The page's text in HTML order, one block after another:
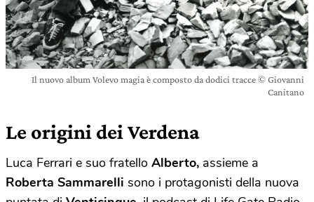
Il nuovo album Volevo magia è composto da dodici tracce © Giovanni
Canitano
Le origini dei Verdena
Luca Ferrari e suo fratello Alberto, assieme a
Roberta Sammarelli sono i protagonisti della nuova